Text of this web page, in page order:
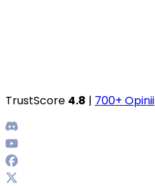
TrustScore 4.8 | 700+ Opinii